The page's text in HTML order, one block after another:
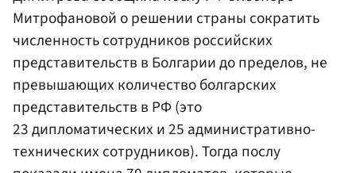
Митрофановой о решении страны сократить
численность сотрудников российских
представительств в Болгарии до пределов, не
превышающих количество болгарских
представительств в РФ (это
23 дипломатических и 25 административно-
технических сотрудников). Тогда послу